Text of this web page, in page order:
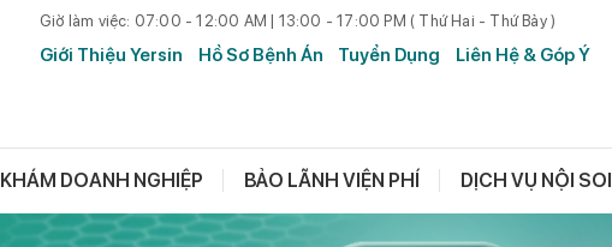
Giờ làm việc: 07:00 - 12:00 AM | 13:00 - 17:00 PM ( Thứ Hai - Thứ Bảy )
Giới Thiệu Yersin Hồ Sơ Bệnh Án Tuyển Dụng Liên Hệ & Góp Ý
KHÁM DOANH NGHIỆP BẢO LÃNH VIỆN PHÍ DỊCH VỤ NỘI SOI